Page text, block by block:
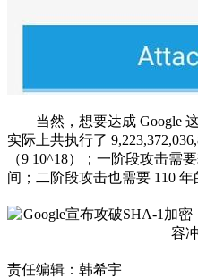
当然，想要达成 Google 这
实际上共执行了
（9 10^18）；一阶段攻击需
间；二阶段攻击也需要 110
责任编辑：韩希宇